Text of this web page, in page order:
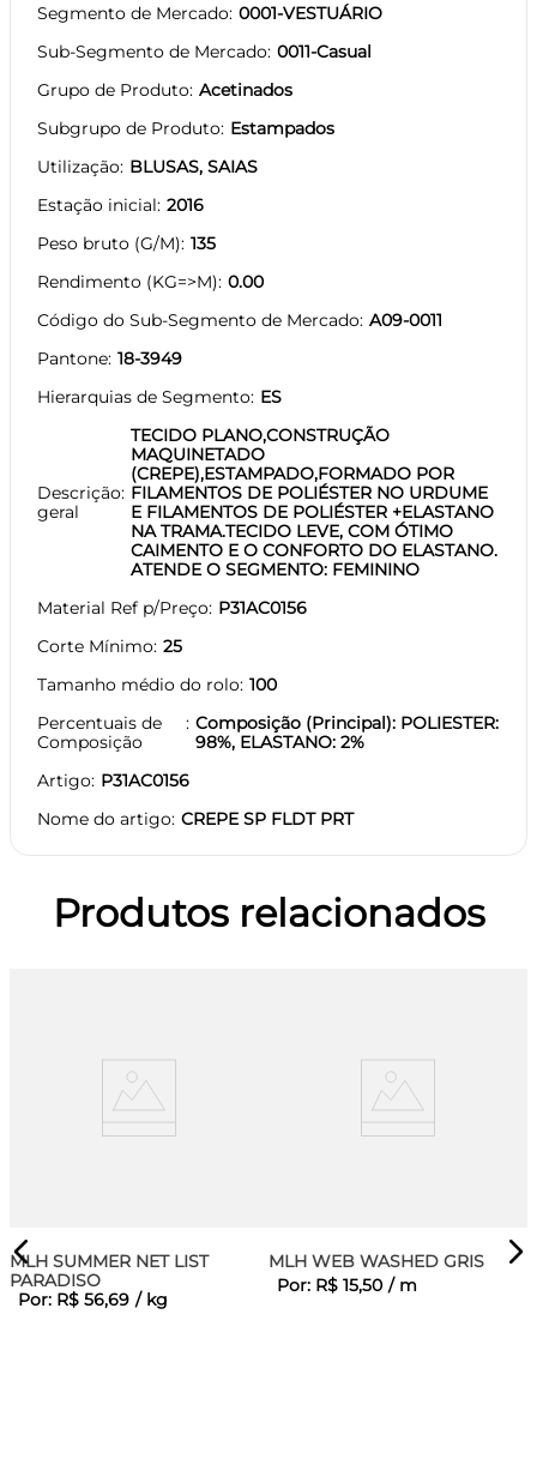
Segmento de Mercado 0001-VESTUÁRIO
Sub-Segmento de Mercado 0011-Casual
Grupo de Produto Acetinados
Subgrupo de Produto Estampados
Utilização BLUSAS, SAIAS
Estação inicial 2016
Peso bruto (G/M) 135
Rendimento (KG=>M) 0.00
Código do Sub-Segmento de Mercado A09-0011
Pantone 18-3949
Hierarquias de Segmento ES
Descrição
geral
TECIDO PLANO,CONSTRUÇÃO
MAQUINETADO
(CREPE),ESTAMPADO,FORMADO POR
FILAMENTOS DE POLIÉSTER NO URDUME
E FILAMENTOS DE POLIÉSTER +ELASTANO
NA TRAMA.TECIDO LEVE, COM ÓTIMO
CAIMENTO E O CONFORTO DO ELASTANO.
ATENDE O SEGMENTO: FEMININO
Material Ref p/Preço P31AC0156
Corte Mínimo 25
Tamanho médio do rolo 100
Percentuais de
Composição
Composição (Principal): POLIESTER:
98%, ELASTANO: 2%
Artigo P31AC0156
Nome do artigo CREPE SP FLDT PRT
Produtos relacionados
MLH SUMMER NET LIST
PARADISO
Por: R$ 56,69 / kg
MLH WEB WASHED GRIS
Por: R$ 15,50 / m